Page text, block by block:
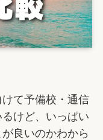
て予備校・通信
けど、いっぱい
良いのかわから